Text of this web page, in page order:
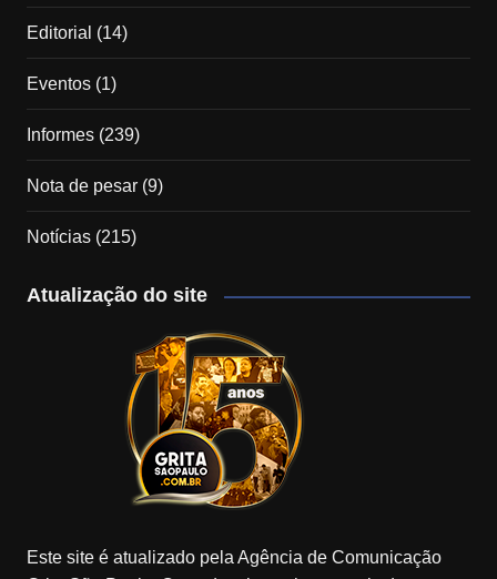
Editorial (14)
Eventos(1)
Informes(239)
Nota de pesar(9)
Notícias(215)
Atualização do site
Este site é atualizado pela Agência de Comunicação